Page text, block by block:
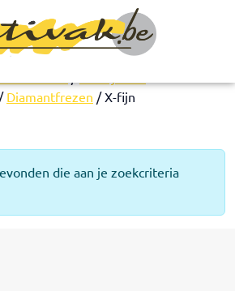
/ Diamantfrezen / X-fijn
die aan je zoekcriteria